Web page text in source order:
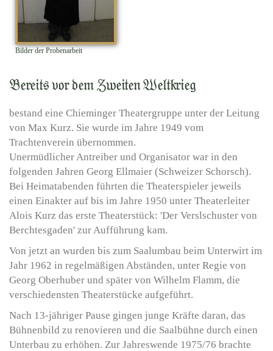
Bilder der Probenarbeit
Bereits vor dem Zweiten Weltkrieg
bestand eine Chieminger Theatergruppe unter der Leitung
von Max Kurz. Sie wurde im Jahre 1949 vom
Trachtenverein übernommen.
Unermüdlicher Antreiber und Organisator war in den
folgenden Jahren Georg Ellmaier (Schweizer Schorsch).
Bei Heimatabenden führten die Theaterspieler jeweils
einen Einakter auf bis im Jahre 1950 unter Theaterleiter
Alois Kurz das erste Theaterstück: 'Der Verslschuster von
Berchtesgaden' zur Aufführung kam.
Von jetzt an wurden bis zum Saalumbau beim Unterwirt im
Jahr 1962 in regelmäßigen Abständen, unter Regie von
Georg Oberhuber und später von Wilhelm Flamm, die
verschiedensten Theaterstücke aufgeführt.
Nach 13-jähriger Pause gingen junge Kräfte daran, das
Bühnenbild zu renovieren und die Saalbühne durch einen
Unterbau zu erhöhen. Zur Jahreswende 1975/76 brachte